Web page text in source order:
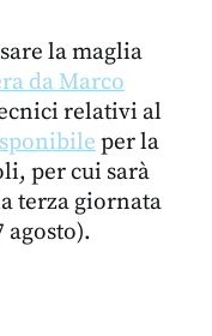
la maglia
da Marco
relativi al
per la
per cui sarà
terza giornata
agosto).